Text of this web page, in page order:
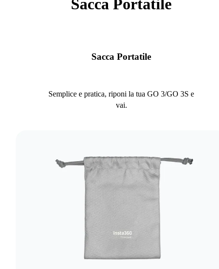
Sacca Portatile
Sacca Portatile
Semplice e pratica, riponi la tua GO 3/GO 3S e
vai.